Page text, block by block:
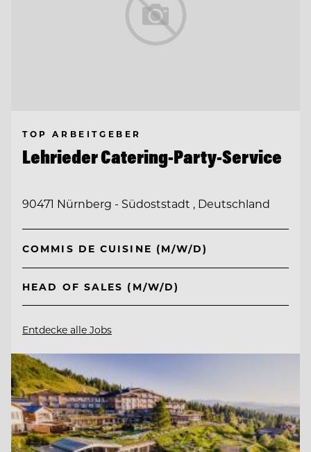
TOP ARBEITGEBER
Lehrieder Catering-Party-Service
90471 Nürnberg - Südoststadt , Deutschland
COMMIS DE CUISINE (M/W/D)
HEAD OF SALES (M/W/D)
Entdecke alle Jobs